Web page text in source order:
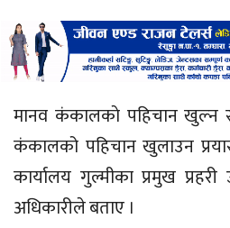
मानव कंकालकाे पहिचान
कंकालको पहिचान खुलाउन
कार्यालय गुल्मीका प्रमुख प्रहरी
अधिकारीले बताए ।